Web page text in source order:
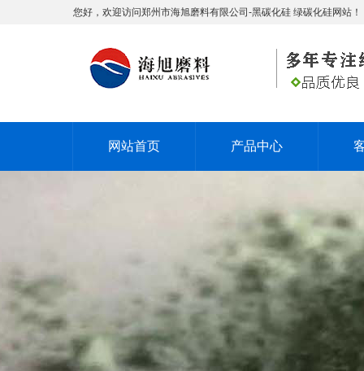
您好，欢迎访问郑州市海旭磨料有限公司-黑碳化硅 绿碳化硅网站！
网站首页 产品中心